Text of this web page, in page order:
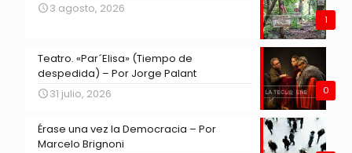
1
3 agosto, 2026
0
Teatro. «Par´Elisa» (Tiempo de
despedida) – Por Jorge Palant
31 julio, 2026
Érase una vez la Democracia – Por
Marcelo Brignoni